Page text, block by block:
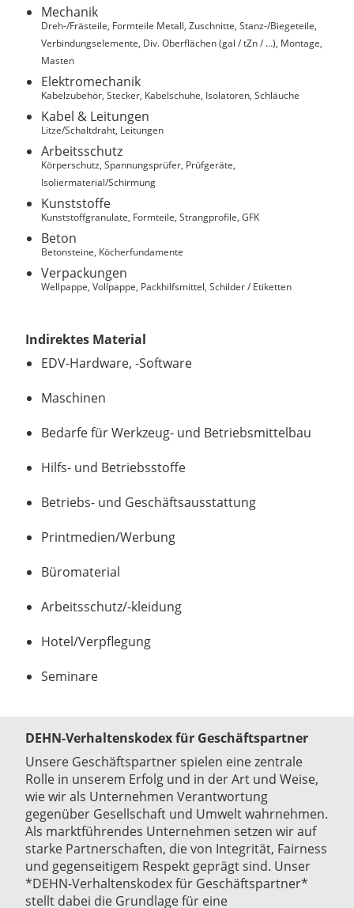
Mechanik
Dreh-/Frästeile, Formteile Metall, Zuschnitte, Stanz-/Biegeteile,
Verbindungselemente, Div. Oberflächen (gal / tZn / …), Montage,
Masten
Elektromechanik
Kabelzubehör, Stecker, Kabelschuhe, Isolatoren, Schläuche
Kabel & Leitungen
Litze/Schaltdraht, Leitungen
Arbeitsschutz
Körperschutz, Spannungsprüfer, Prüfgeräte,
Isoliermaterial/Schirmung
Kunststoffe
Kunststoffgranulate, Formteile, Strangprofile, GFK
Beton
Betonsteine, Köcherfundamente
Verpackungen
Wellpappe, Vollpappe, Packhilfsmittel, Schilder / Etiketten
Indirektes Material
EDV-Hardware, -Software
Maschinen
Bedarfe für Werkzeug- und Betriebsmittelbau
Hilfs- und Betriebsstoffe
Betriebs- und Geschäftsausstattung
Printmedien/Werbung
Büromaterial
Arbeitsschutz/-kleidung
Hotel/Verpflegung
Seminare
DEHN-Verhaltenskodex für Geschäftspartner
Unsere Geschäftspartner spielen eine zentrale
Rolle in unserem Erfolg und in der Art und Weise,
wie wir als Unternehmen Verantwortung
gegenüber Gesellschaft und Umwelt wahrnehmen.
Als marktführendes Unternehmen setzen wir auf
starke Partnerschaften, die von Integrität, Fairness
und gegenseitigem Respekt geprägt sind. Unser
*DEHN-Verhaltenskodex für Geschäftspartner*
stellt dabei die Grundlage für eine